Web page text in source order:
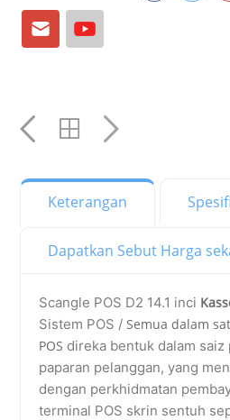
Keterangan
Dapatkan Sebut Harga
Scangle POS D2 14.1 inci
Sistem POS /Semua dalam
POS direka bentuk dalam
paparan pelanggan, yang
dengan perkhidmatan
terminal POS skrin sentuh